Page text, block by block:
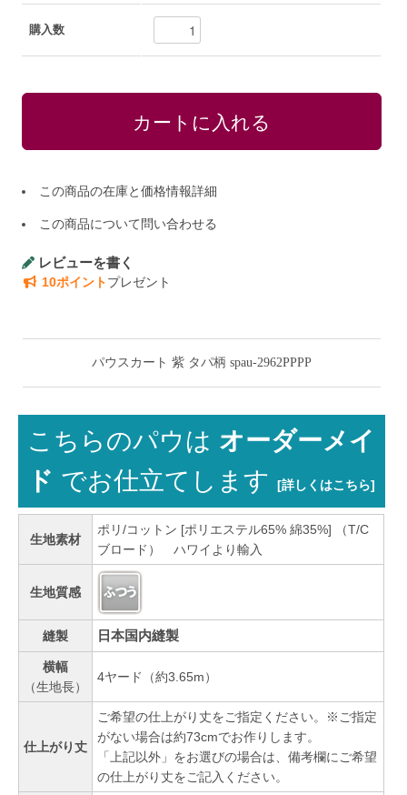
購入数
この商品の在庫と価格情報詳細
この商品について問い合わせる
レビューを書く
10ポイントプレゼント
パウスカート 紫 タパ柄 spau-2962PPPP
こちらのパウは オーダーメイ
ド でお仕立てします[詳しくはこちら]
生地素材
ポリ/コットン [ポリエステル65% 綿35%] （T/C
ブロード） ハワイより輸入
生地質感
縫製 日本国内縫製
横幅
（生地長）
4ヤード（約3.65m）
仕上がり丈
ご希望の仕上がり丈をご指定ください。※ご指定
がない場合は約73cmでお作りします。
「上記以外」をお選びの場合は、備考欄にご希望
の仕上がり丈をご記入ください。